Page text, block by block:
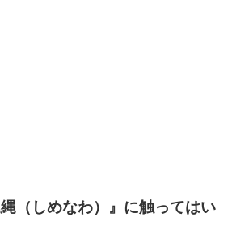
縄（しめなわ）』に触ってはい